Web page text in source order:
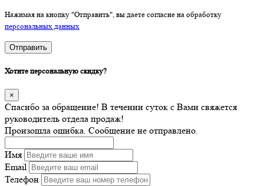
Нажимая на кнопку "Отправить", вы даете согласие на обработку
персональных данных
Отправить
Хотите персональную скидку?
×
Спасибо за обращение! В течении суток с Вами свяжется
руководитель отдела продаж!
Произошла ошибка. Сообщение не отправлено.
Имя
Email
Телефон